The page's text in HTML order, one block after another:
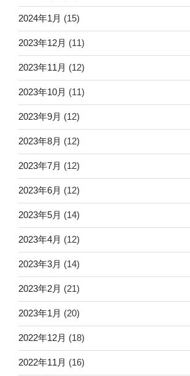
2024年1月 (15)
2023年12月 (11)
2023年11月 (12)
2023年10月 (11)
2023年9月 (12)
2023年8月 (12)
2023年7月 (12)
2023年6月 (12)
2023年5月 (14)
2023年4月 (12)
2023年3月 (14)
2023年2月 (21)
2023年1月 (20)
2022年12月 (18)
2022年11月 (16)